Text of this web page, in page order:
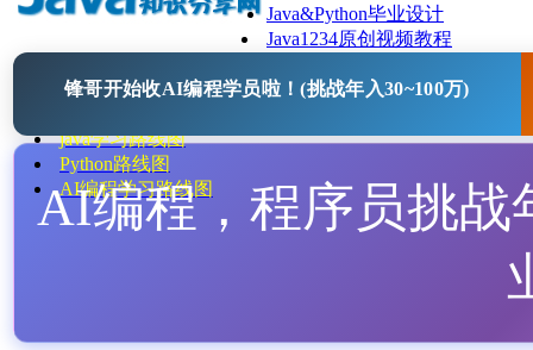
Java&Python毕业设计
Java1234原创视频教程
Java开源项目
java学习路线图
Python路线图
AI编程学习路线图
锋哥开始收AI编程学员啦！(挑战年入30~100万)
AI编程，程序员挑战